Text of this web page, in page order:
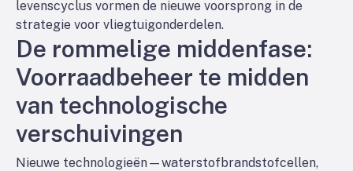
levenscyclus vormen de nieuwe voorsprong in de
strategie voor vliegtuigonderdelen.
De rommelige middenfase:
Voorraadbeheer te midden
van technologische
verschuivingen
Nieuwe technologieën—waterstofbrandstofcellen,